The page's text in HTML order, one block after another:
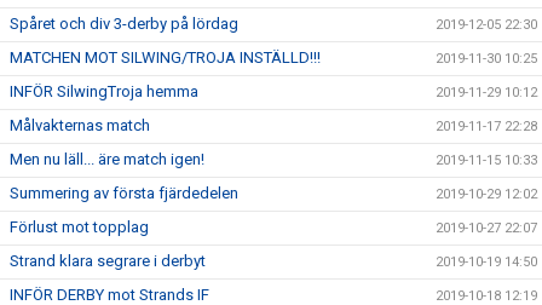
Spåret och div 3-derby på lördag 2019-12-05 22:30
MATCHEN MOT SILWING/TROJA INSTÄLLD!!! 2019-11-30 10:25
INFÖR SilwingTroja hemma 2019-11-29 10:12
Målvakternas match 2019-11-17 22:28
Men nu läll... äre match igen! 2019-11-15 10:33
Summering av första fjärdedelen 2019-10-29 12:02
Förlust mot topplag 2019-10-27 22:07
Strand klara segrare i derbyt 2019-10-19 14:50
INFÖR DERBY mot Strands IF 2019-10-18 12:19